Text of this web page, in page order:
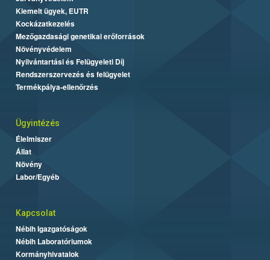
Kiemelt ügyek, EUTR
Kockázatkezelés
Mezőgazdasági genetikai erőforrások
Növényvédelem
Nyilvántartási és Felügyeleti Díj
Rendszerszervezés és felügyelet
Termékpálya-ellenőrzés
Ügyintézés
Élelmiszer
Állat
Növény
Labor/Egyéb
Kapcsolat
Nébih Igazgatóságok
Nébih Laboratóriumok
Kormányhivatalok